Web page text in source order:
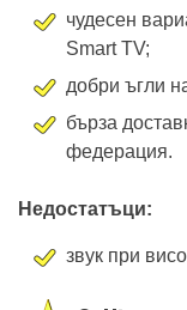
два HDMI
чудесен
Smart TV;
добри ъгли
бърза